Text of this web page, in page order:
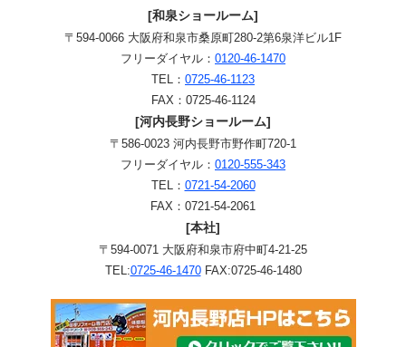
[和泉ショールーム]
〒594-0066 大阪府和泉市桑原町280-2第6泉洋ビル1F
フリーダイヤル： 0120-46-1470
TEL： 0725-46-1123
FAX：0725-46-1124
[河内長野ショールーム]
〒586-0023 河内長野市野作町720-1
フリーダイヤル： 0120-555-343
TEL： 0721-54-2060
FAX：0721-54-2061
[本社]
〒594-0071 大阪府和泉市府中町4-21-25
TEL:0725-46-1470FAX:0725-46-1480